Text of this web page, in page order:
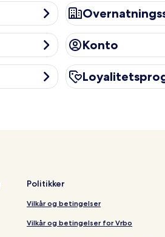
Overnatningssteder
Konto
Konto
Loyalitetsprogrammer
Politikker
Vilkår og betingelser
Vilkår og betingelser for Vrbo